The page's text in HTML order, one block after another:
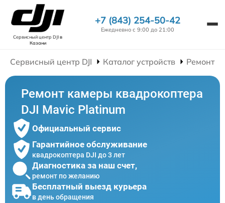
Сервисный центр DJIв
Казани
+7 (843) 254-50-42
Ежедневно с 9:00 до 21:00
Сервисный центр DJI Каталог устройств Ремонт
Ремонт камеры квадрокоптера
DJI Mavic Platinum
Официальный сервис
Гарантийное обслуживание
квадрокоптера DJI до 3 лет
Диагностика за наш счет,
ремонт по желанию
Бесплатный выезд курьера
в день обращения